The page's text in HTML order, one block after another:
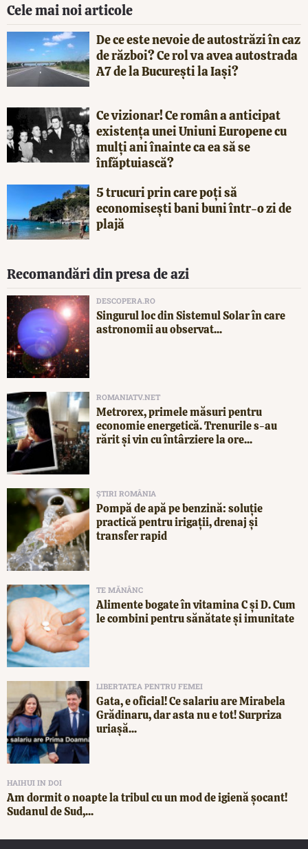
Cele mai noi articole
De ce este nevoie de autostrăzi în caz
de război? Ce rol va avea autostrada
A7 de la București la Iași?
Ce vizionar! Ce român a anticipat
existența unei Uniuni Europene cu
mulți ani înainte ca ea să se
înfăptuiască?
5 trucuri prin care poți să
economisești bani buni într-o zi de
plajă
Recomandări din presa de azi
DESCOPERA.RO
Singurul loc din Sistemul Solar în care
astronomii au observat...
ROMANIATV.NET
Metrorex, primele măsuri pentru
economie energetică. Trenurile s-au
rărit și vin cu întârziere la ore...
ȘTIRI ROMÂNIA
Pompă de apă pe benzină: soluție
practică pentru irigații, drenaj și
transfer rapid
TE MĂNÂNC
Alimente bogate în vitamina C și D. Cum
le combini pentru sănătate și imunitate
LIBERTATEA PENTRU FEMEI
Gata, e oficial! Ce salariu are Mirabela
Grădinaru, dar asta nu e tot! Surpriza
uriașă...
HAIHUI IN DOI
Am dormit o noapte la tribul cu un mod de igienă șocant!
Sudanul de Sud,...